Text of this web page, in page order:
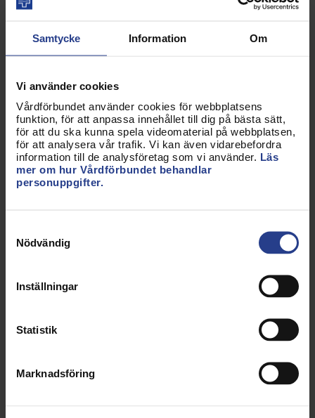
Samtycke Information Om
Vi använder cookies
Vårdförbundet använder cookies för webbplatsens
funktion, för att anpassa innehållet till dig på bästa sätt,
för att du ska kunna spela videomaterial på webbplatsen,
för att analysera vår trafik. Vi kan även vidarebefordra
information till de analysföretag som vi använder. Läs
mer om hur Vårdförbundet behandlar
personuppgifter.
Nödvändig
Inställningar
Statistik
Marknadsföring
Maria Sedemark, styrelseledamot för HBTQ-
innebära att inte ingå i heteronormen.
Kent Wisti, universitetspräst och satirtecknare,
kapitel med sina pricksäkra teckningar.
om vithetsnormen, hur den märks i vården och
på andra håll i samhället.
Handledning till antologin
bokcirkel eller som inspiration till debatt om genus
och normer. Du kan beställa eller skriva ut
"genusyrsel".